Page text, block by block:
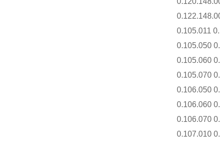
0.105.011
0.105.050
0.105.060
0.105.070
0.106.050
0.106.060
0.106.070
0.107.010